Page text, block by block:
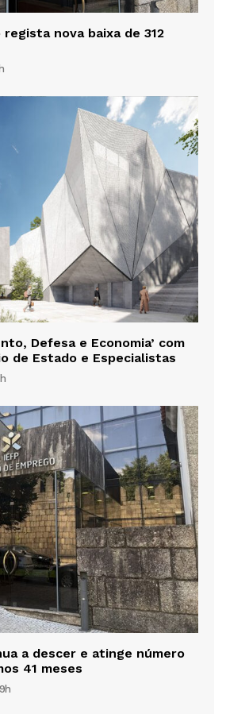
nova baixa de 312
Defesa e Economia’ com
de Estado e Especialistas
a descer e atinge número
41 meses